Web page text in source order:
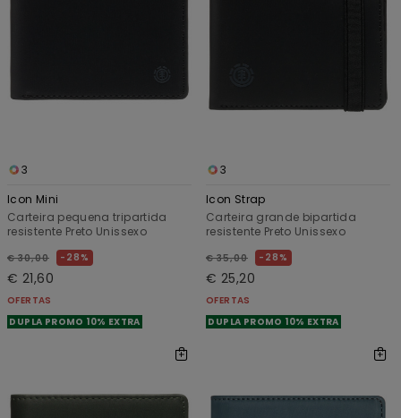
3
Icon Mini
Carteira pequena tripartida
resistente Preto Unissexo
€ 30,00 28%
€ 21,60
OFERTAS
DUPLA PROMO 10% EXTRA
3
Icon Strap
Carteira grande bipartida
resistente Preto Unissexo
€ 35,00 28%
€ 25,20
OFERTAS
DUPLA PROMO 10% EXTRA